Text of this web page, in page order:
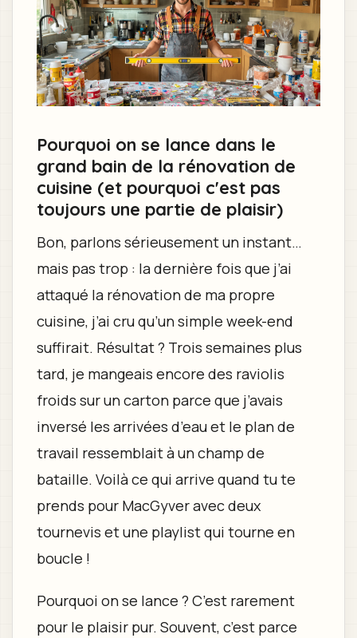
Pourquoi on se lance dans le
grand bain de la rénovation de
cuisine (et pourquoi c'est pas
toujours une partie de plaisir)
Bon, parlons sérieusement un instant…
mais pas trop : la dernière fois que j’ai
attaqué la rénovation de ma propre
cuisine, j’ai cru qu’un simple week-end
suffirait. Résultat ? Trois semaines plus
tard, je mangeais encore des raviolis
froids sur un carton parce que j’avais
inversé les arrivées d’eau et le plan de
travail ressemblait à un champ de
bataille. Voilà ce qui arrive quand tu te
prends pour MacGyver avec deux
tournevis et une playlist qui tourne en
boucle !
Pourquoi on se lance ? C’est rarement
pour le plaisir pur. Souvent, c’est parce